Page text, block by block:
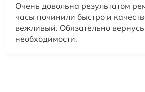
Очень довольна результатом
часы починили быстро и
вежливый. Обязательно
необходимости.